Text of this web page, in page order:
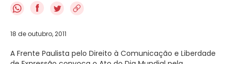
f
18 de outubro, 2011
A Frente Paulista pelo Direito à Comunicação e Liberdade